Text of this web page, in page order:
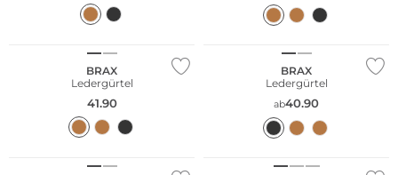
BRAX
Ledergürtel
41.90
Große Größen
BRAX
Ledergürtel
ab40.90